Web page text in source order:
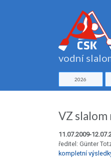
vodní
2026
VZ slalom
11.07.2009-
ředitel: Günter
kompletní